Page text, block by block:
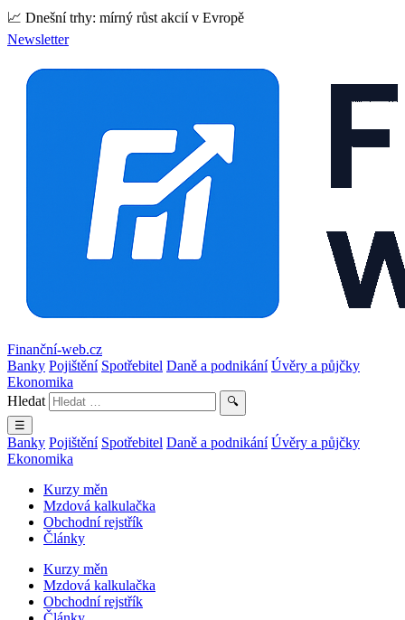
📈 Dnešní trhy: mírný růst akcií v Evropě
Newsletter
Finanční-web.cz
Banky Pojištění Spotřebitel Daně a podnikání Úvěry a půjčky
Ekonomika
Hledat
🔍
☰
Banky Pojištění Spotřebitel Daně a podnikání Úvěry a půjčky
Ekonomika
Kurzy měn
Mzdová kalkulačka
Obchodní rejstřík
Články
Kurzy měn
Mzdová kalkulačka
Obchodní rejstřík